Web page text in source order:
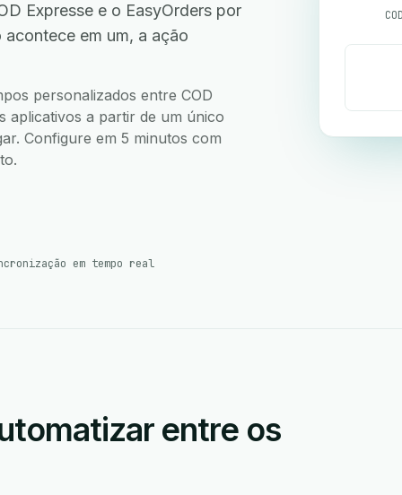
Expresse e o EasyOrders por
em um, a ação
personalizados entre COD
aplicativos a partir de um único
Configure em 5 minutos com
em tempo real
entre os